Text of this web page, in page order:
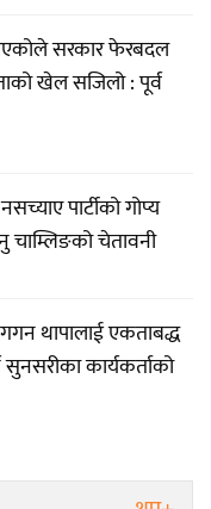
सरकार फेरबदल
खेल सजिलो : पूर्व
पार्टीको गोप्य
चाम्लिङको चेतावनी
थापालाई एकताबद्ध
सुनसरीका कार्यकर्ताको